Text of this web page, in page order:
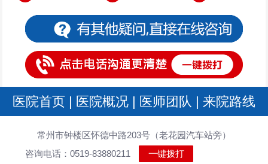
医院首页 | 医院概况 | 医师团队 | 来院路线
常州市钟楼区怀德中路203号（老花园汽车站旁）
咨询电话：0519-83880211
一键拨打